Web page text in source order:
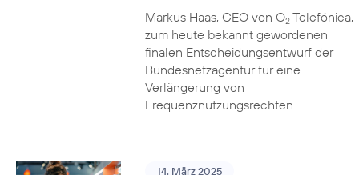
Markus Haas, CEO von O2Telefónica,
zum heute bekannt gewordenen
finalen Entscheidungsentwurf der
Bundesnetzagentur für eine
Verlängerung von
Frequenznutzungsrechten
14. März 2025